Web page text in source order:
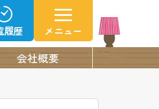
履歴 メニュー
会社概要